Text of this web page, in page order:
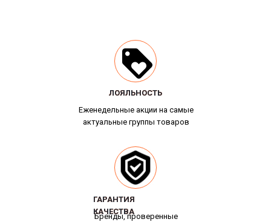
Еженедельные акции на самые
актуальные группы товаров
ЛОЯЛЬНОСТЬ
ЛОЯЛЬНОСТЬ
Бренды, проверенные
ГАРАНТИЯ
КАЧЕСТВА
ГАРАНТИЯ
КАЧЕСТВА